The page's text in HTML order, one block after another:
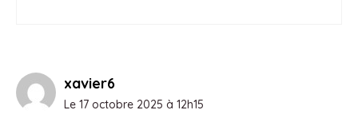
xavier6
Le 17 octobre 2025 à 12h15